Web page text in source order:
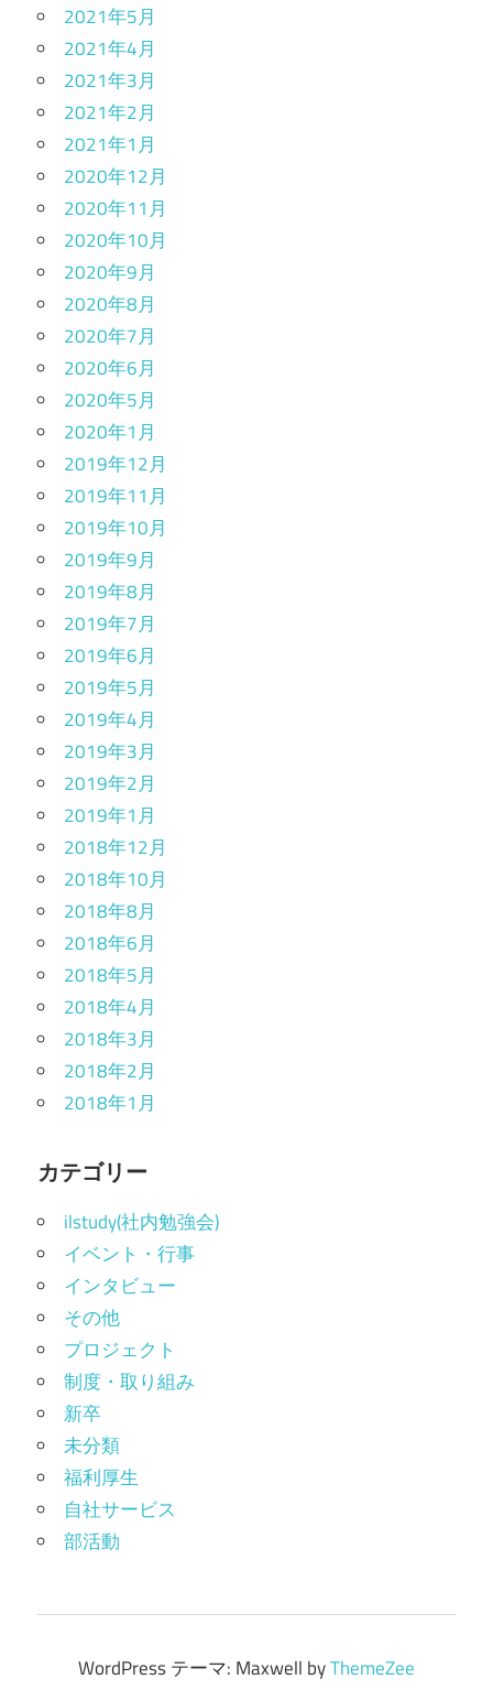
2021年5月
2021年4月
2021年3月
2021年2月
2021年1月
2020年12月
2020年11月
2020年10月
2020年9月
2020年8月
2020年7月
2020年6月
2020年5月
2020年1月
2019年12月
2019年11月
2019年10月
2019年9月
2019年8月
2019年7月
2019年6月
2019年5月
2019年4月
2019年3月
2019年2月
2019年1月
2018年12月
2018年10月
2018年8月
2018年6月
2018年5月
2018年4月
2018年3月
2018年2月
2018年1月
カテゴリー
ilstudy(社内勉強会)
イベント・行事
インタビュー
その他
プロジェクト
制度・取り組み
新卒
未分類
福利厚生
自社サービス
部活動
WordPress テーマ: Maxwell byThemeZee